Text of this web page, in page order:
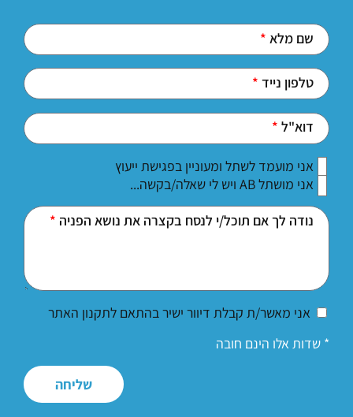
שם מלא
טלפון נייד
דוא"ל
אני מועמד לשתל ומעוניין בפגישת ייעוץ
אני מושתל AB ויש לי שאלה/בקשה...
נודה לך אם תוכל/י לנסח בקצרה את נושא הפניה
אני מאשר/ת קבלת דיוור ישיר בהתאם לתקנון האתר
* שדות אלו הינם חובה
שליחה